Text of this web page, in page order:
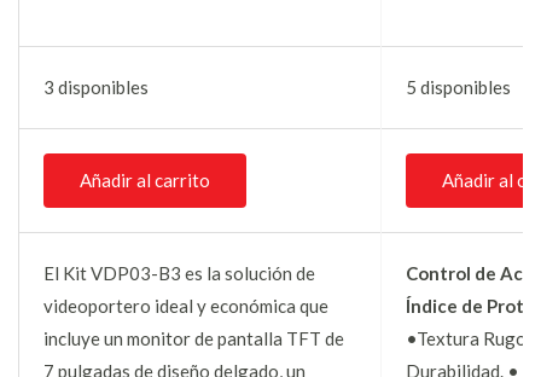
3 disponibles 5 disponibles
Añadir al carrito Añadir al
El Kit VDP03-B3 es la solución de
videoportero ideal y económica que
incluye un monitor de pantalla TFT de
7 pulgadas de diseño delgado, un
Control de
Índice de
•Textura
Durabilidad. •